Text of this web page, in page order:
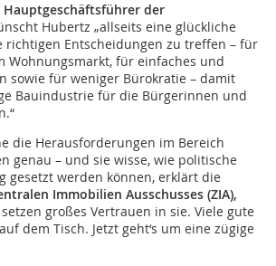
der
Hubertz „allseits eine glückliche
richtigen Entscheidungen zu treffen – für
Wohnungsmarkt, für einfaches und
sowie für weniger Bürokratie – damit
Bauindustrie für die Bürgerinnen und
die Herausforderungen im Bereich
genau – und sie wisse, wie politische
gesetzt werden können, erklärt die
Immobilien Ausschusses (ZIA),
setzen großes Vertrauen in sie. Viele gute
dem Tisch. Jetzt geht‘s um eine zügige